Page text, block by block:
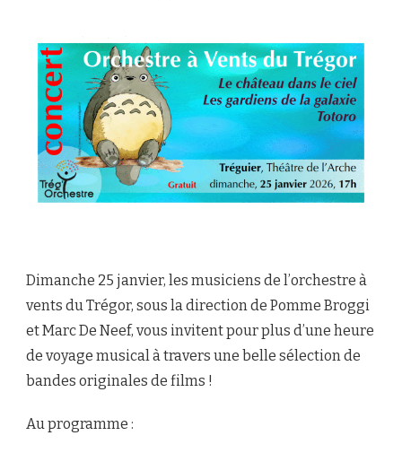
Dimanche 25 janvier, les musiciens de l’orchestre à
vents du Trégor, sous la direction de Pomme Broggi
et Marc De Neef, vous invitent pour plus d’une heure
de voyage musical à travers une belle sélection de
bandes originales de films !
Au programme :